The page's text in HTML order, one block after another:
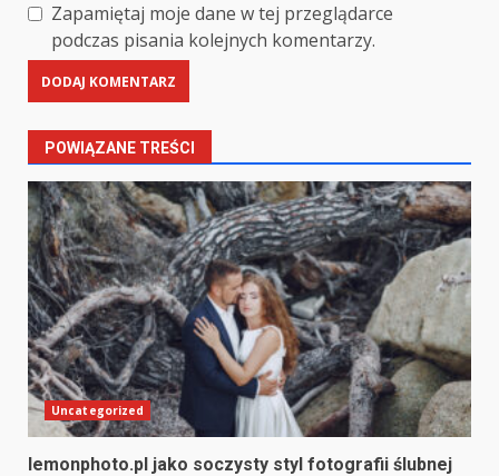
Zapamiętaj moje dane w tej przeglądarce
podczas pisania kolejnych komentarzy.
POWIĄZANE TREŚCI
Uncategorized
lemonphoto.pl jako soczysty styl fotografii ślubnej